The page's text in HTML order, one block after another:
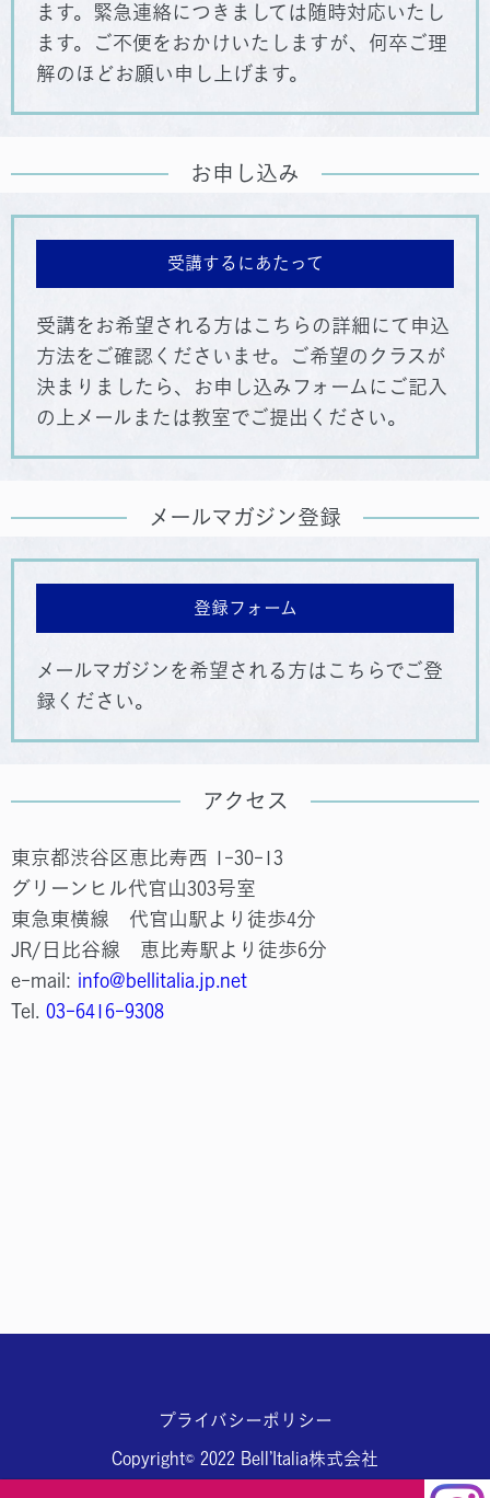
ます。緊急連絡につきましては随時対応いたし
ます。
ご不便をおかけいたしますが、何卒ご理
解のほどお願い申し上げます。
お申し込み
受講するにあたって
受講をお希望される方はこちらの詳細にて申込
方法をご確認くださいませ。
ご希望のクラスが
決まりましたら、お申し込みフォームにご記入
の上メールまたは教室でご提出ください。
メールマガジン登録
登録フォーム
メールマガジンを希望される方はこちらでご登
録ください。
アクセス
東京都渋谷区恵比寿西 1-30-13
グリーンヒル代官山303号室
東急東横線 代官山駅より徒歩4分
JR/日比谷線 恵比寿駅より徒歩6分
e-mail: info@bellitalia.jp.net
Tel. 03-6416-9308
プライバシーポリシー
Copyright© 2022 Bell’Italia株式会社